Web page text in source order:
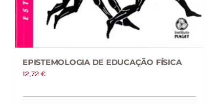
EPISTEMOLOGIA DE EDUCAÇÃO FÍSICA
12,72€